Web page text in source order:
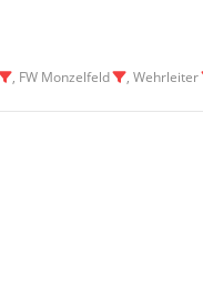
, FW Monzelfeld , Wehrleiter